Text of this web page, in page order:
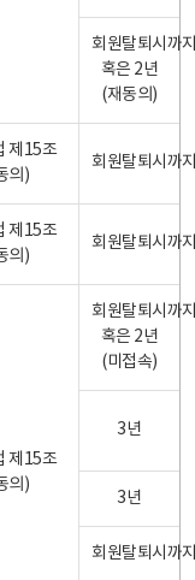
회원탈퇴시까
혹은 2년
(재동의)
제15조
의)
회원탈퇴시까
제15조
의)
회원탈퇴시까
제15조
의)
회원탈퇴시까
혹은 2년
(미접속)
3년
3년
회원탈퇴시까